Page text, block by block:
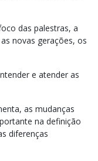
das palestras, a
novas gerações, os
e atender as
as mudanças
na definição
diferenças